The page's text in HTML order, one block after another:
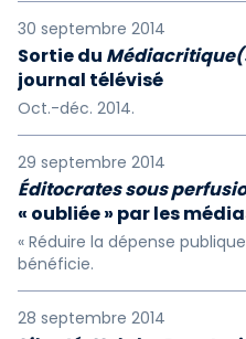
30 septembre 2014
Sortie du
journal télévisé
Oct.-déc. 2014.
29 septembre 2014
Éditocrates sous
« oubliée » par les
« Réduire la dépense
bénéficie.
28 septembre 2014